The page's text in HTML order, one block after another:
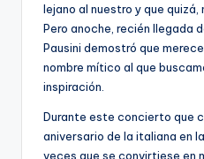
lejano al nuestro y que quizá,
Pero anoche, recién llegada
Pausini demostró que
nombre mítico al que
inspiración.
Durante este concierto que
aniversario de la italiana en
veces que se convirtiese en